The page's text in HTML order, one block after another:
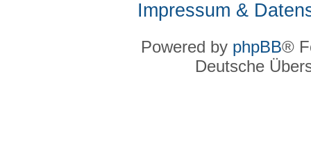
Impressum &
Powered by phpBB®
Deutsche